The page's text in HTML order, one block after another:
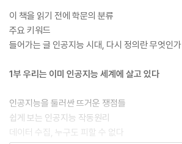
이 책을 읽기 전에 학문의 분류
주요 키워드
들어가는 글 인공지능 시대, 다시 정의란 무엇인가
1부 우리는 이미 인공지능 세계에 살고 있다
인공지능을 둘러싼 뜨거운 쟁점들
쉽게 보는 인공지능 작동원리
데이터 수집, 누구도 피할 수 없다